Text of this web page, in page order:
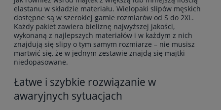
elastanu w składzie materiału. Wielopaki slipów męskich
dostępne są w szerokiej gamie rozmiarów od S do 2XL.
Każdy pakiet zawiera bieliznę najwyższej jakości,
wykonaną z najlepszych materiałów i w każdym z nich
znajdują się slipy o tym samym rozmiarze – nie musisz
martwić się, że w jednym zestawie znajdą się majtki
niedopasowane.
Łatwe i szybkie rozwiązanie w
awaryjnych sytuacjach